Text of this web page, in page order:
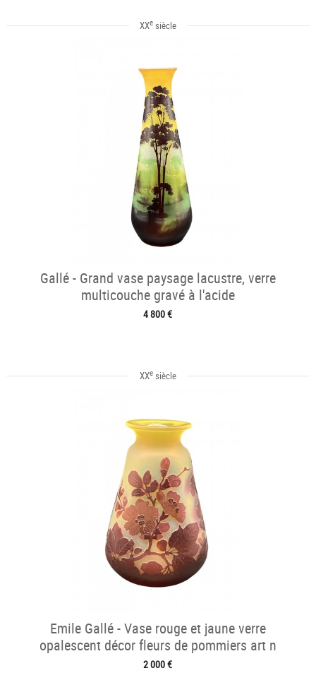
XXesiècle
Gallé - Grand vase paysage lacustre, verre
multicouche gravé à l'acide
4 800 €
XXesiècle
Emile Gallé - Vase rouge et jaune verre
opalescent décor fleurs de pommiers art n
2 000 €